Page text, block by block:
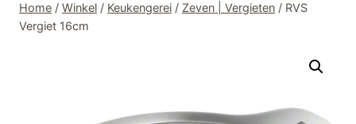
Home / Winkel / Keukengerei / Zeven | Vergieten / RVS
Vergiet 16cm